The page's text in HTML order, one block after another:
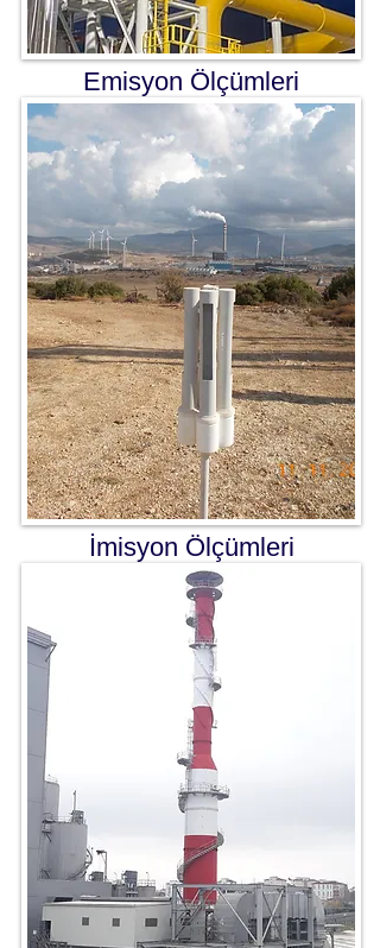
Emisyon Ölçümleri
İmisyon Ölçümleri